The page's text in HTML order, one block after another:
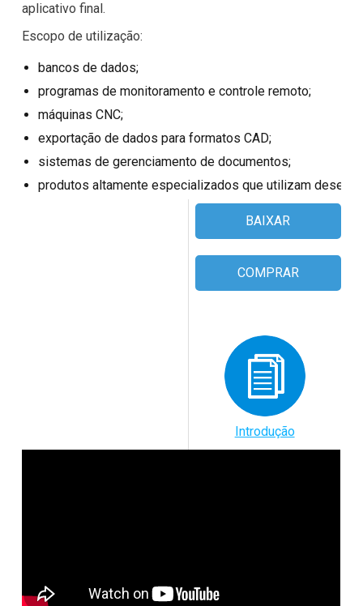
Ajuda
Tabela de compatibilidade
EULA
aplicativo final.
Escopo de utilização:
bancos de dados;
programas de monitoramento e controle remoto;
máquinas CNC;
exportação de dados para formatos CAD;
sistemas de gerenciamento de documentos;
produtos altamente especializados que utilizam
BAIXAR
COMPRAR
Introdução